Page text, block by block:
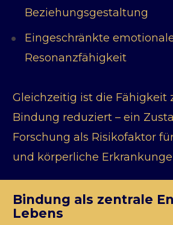
Beziehungsgestaltung
Eingeschränkte
Resonanzfähigkeit
Gleichzeitig ist die Fähigkeit
Bindung reduziert – ein
Forschung als Risikofaktor
und körperliche
Bindung als zentrale
Lebens